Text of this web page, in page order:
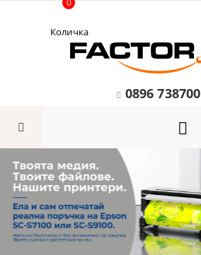
Количка
0
0896 738700